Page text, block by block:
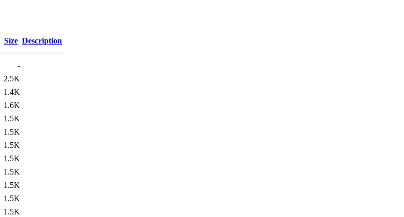
Size Description
-
2.5K
1.4K
1.6K
1.5K
1.5K
1.5K
1.5K
1.5K
1.5K
1.5K
1.5K